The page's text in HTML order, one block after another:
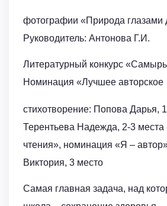
фотографии «Природа глазами
Руководитель: Антонова Г.И.
Литературный конкурс
Номинация «Лучшее авторское
стихотворение: Попова Дарья,
Терентьева Надежда, 2-3
чтения», номинация «Я –
Виктория, 3 место
Самая главная задача, над